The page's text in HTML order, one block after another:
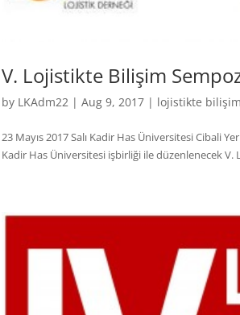
V. Lojistikte Bilişim
by LKAdm22 |Aug 9, 2017 | lojistikte bilişim
23 Mayıs 2017 Salı Kadir Has Üniversitesi Cibali
Kadir Has Üniversitesi işbirliği ile düzenlenecek